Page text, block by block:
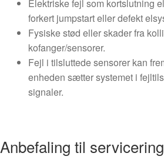
Elektriske fejl som kortslutning
forkert jumpstart eller defekt
Fysiske stød eller skader fra
kofanger/sensorer.
Fejl i tilsluttede sensorer kan
enheden sætter systemet i
signaler.
Anbefaling til servicering